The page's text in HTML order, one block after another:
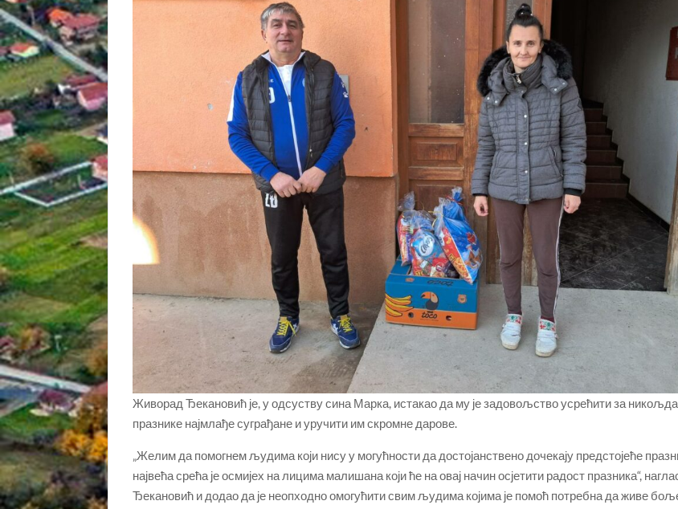
Живорад Ђекановић је, у одсуству сина Марка, истакао да му је задовољство усрећити за
празнике најмлађе суграђане и уручити им скромне дарове.
„Желим да помогнем људима који нису у могућности да достојанствено дочекају предстојеће
највећа срећа је осмијех на лицима малишана који ће на овај начин осјетити радост празника“,
Ђекановић и додао да је неопходно омогућити свим људима којима је помоћ потребна да живе